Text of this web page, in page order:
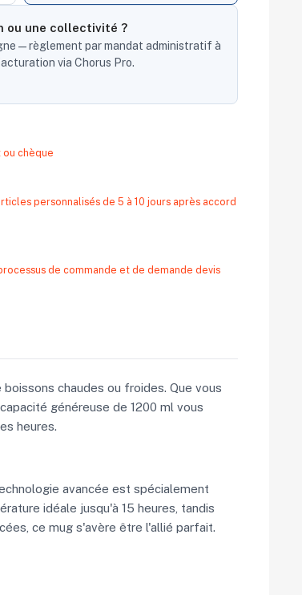
ou une collectivité ?
— règlement par mandat administratif à
via Chorus Pro.
ou chèque
personnalisés de 5 à 10 jours après accord
de commande et de demande devis
chaudes ou froides. Que vous
généreuse de 1200 ml vous
heures.
avancée est spécialement
idéale jusqu'à 15 heures, tandis
ce mug s'avère être l'allié parfait.